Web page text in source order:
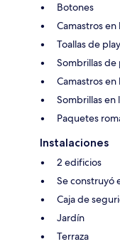
Botones
Camastros en
Toallas de
Sombrillas de
Camastros en
Sombrillas en
Paquetes
Instalaciones
2 edificios
Se construyó
Caja de
Jardín
Terraza